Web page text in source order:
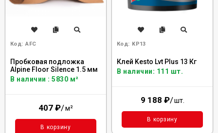
Код: AFC
Пробковая подложка
Alpine Floor Silence 1.5 мм
В наличии : 5830 м²
407 ₽/м²
В корзину
Код: KP13
Клей Kesto Lvt Plus 13 Кг
В наличии: 111 шт.
9 188 ₽/шт.
В корзину